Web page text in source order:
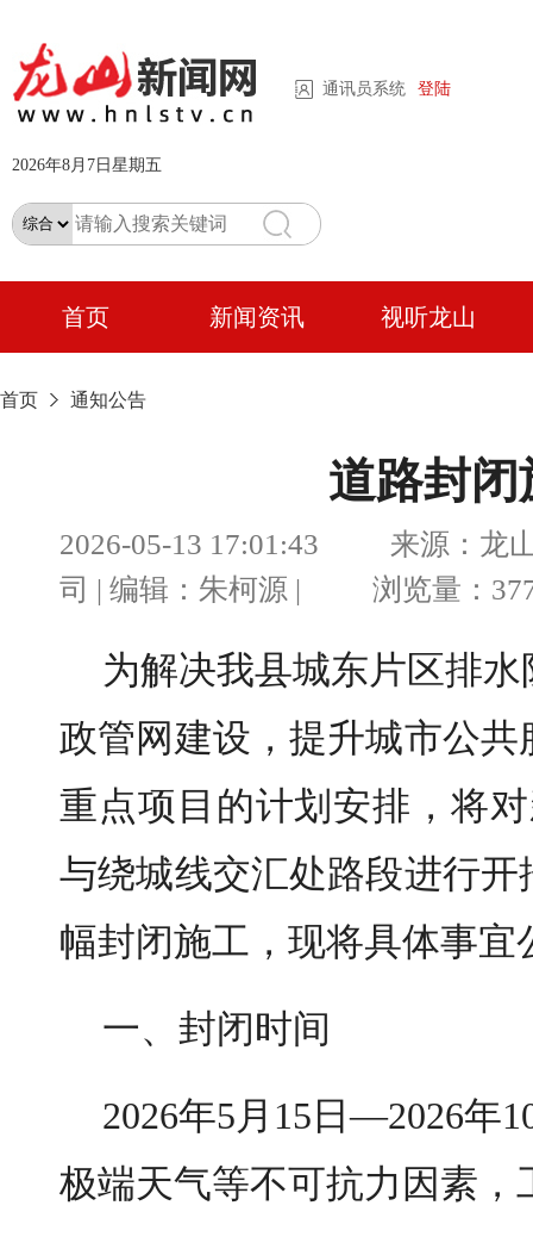
通讯员系统 登陆
2026年8月7日星期五
首页 新闻资讯 视听龙山
首页 通知公告
道路封
2026-05-13 17:01:43 来源：龙
司 | 编辑：朱柯源 | 浏览量：
为解决我县城东片区排
政管网建设，提升城市公
重点项目的计划安排，将
与绕城线交汇处路段进行
幅封闭施工，现将具体事宜
一、封闭时间
2026年5月15日—2026年
极端天气等不可抗力因素，